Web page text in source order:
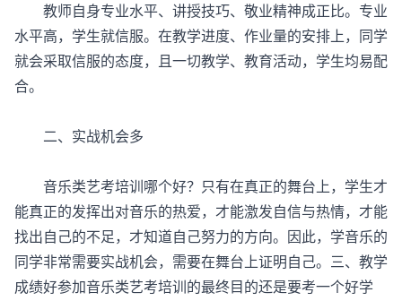
教师自身专业水平、讲授技巧、敬业精神成正比。专业
水平高，学生就信服。在教学进度、作业量的安排上，同学
就会采取信服的态度，且一切教学、教育活动，学生均易配
合。
二、实战机会多
音乐类艺考培训哪个好？只有在真正的舞台上，学生才
能真正的发挥出对音乐的热爱，才能激发自信与热情，才能
找出自己的不足，才知道自己努力的方向。因此，学音乐的
同学非常需要实战机会，需要在舞台上证明自己。三、教学
成绩好参加音乐类艺考培训的最终目的还是要考一个好学